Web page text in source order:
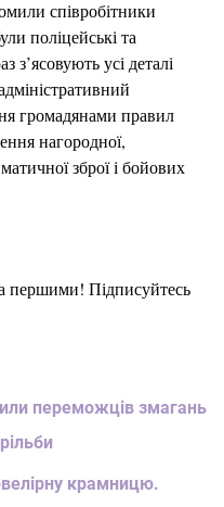
співробітники
поліцейські та
усі деталі
громадянами правил
нагородної,
зброї і бойових
першими! Підписуйтесь
переможців змагань
крамницю.